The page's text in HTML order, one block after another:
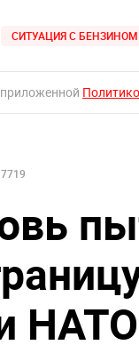
СИТУАЦИЯ С БЕНЗИНОМ
7719
НАТО